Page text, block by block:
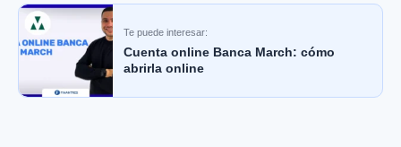
Te puede interesar:
Cuenta online Banca March: cómo
abrirla online